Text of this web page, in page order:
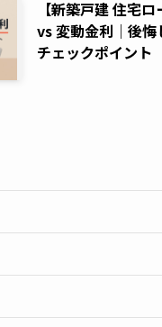
【新築戸建 住宅
vs 変動金利｜後悔
チェックポイント